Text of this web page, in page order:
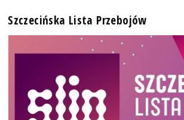
Szczecińska Lista Przebojów